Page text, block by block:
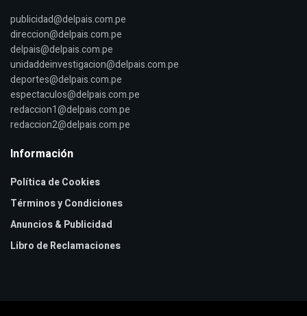
publicidad@delpais.com.pe
direccion@delpais.com.pe
delpais@delpais.com.pe
unidaddeinvestigacion@delpais.com.pe
deportes@delpais.com.pe
espectaculos@delpais.com.pe
redaccion1@delpais.com.pe
redaccion2@delpais.com.pe
Información
Política de Cookies
Términos y Condiciones
Anuncios & Publicidad
Libro de Reclamaciones